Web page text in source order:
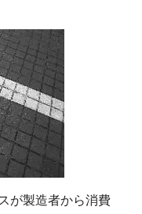
が製造者から消費